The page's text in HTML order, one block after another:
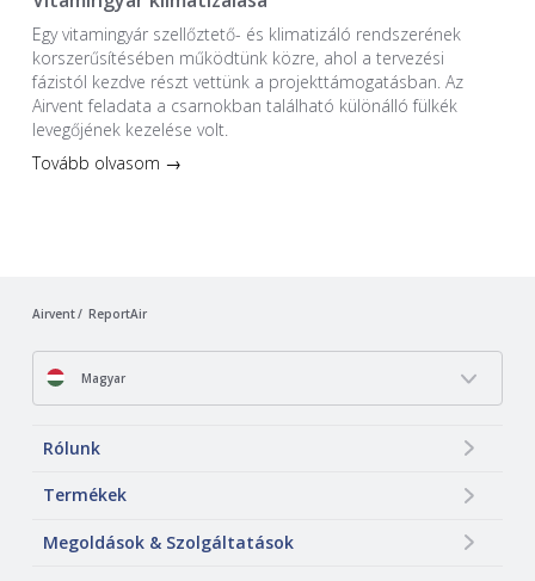
Egy vitamingyár szellőztető- és klimatizáló rendszerének
korszerűsítésében működtünk közre, ahol a tervezési
fázistól kezdve részt vettünk a projekttámogatásban. Az
Airvent feladata a csarnokban található különálló fülkék
levegőjének kezelése volt.
Tovább olvasom →
Airvent ReportAir
Magyar
Rólunk
Termékek
Megoldások & Szolgáltatások